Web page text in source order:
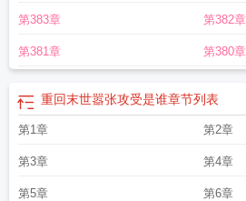
第383章 第382章
第381章 第380章
重回末世嚣张攻受是谁章节列表
第1章 第2章
第3章 第4章
第5章 第6章